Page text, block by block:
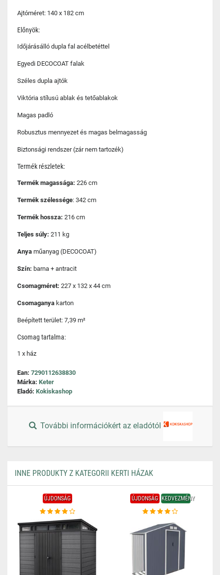
Ajtóméret: 140 x 182 cm
Előnyök:
Időjárásálló dupla fal acélbetéttel
Egyedi DECOCOAT falak
Széles dupla ajtók
Viktória stílusú ablak és tetőablakok
Magas padló
Robusztus mennyezet és magas belmagasság
Biztonsági rendszer (zár nem tartozék)
Termék részletek:
Termék magassága: 226 cm
Termék szélessége: 342 cm
Termék hossza: 216 cm
Teljes súly: 211 kg
Anya műanyag (DECOCOAT)
Szín: barna + antracit
Csomagméret: 227 x 132 x 44 cm
Csomaganya karton
Beépített terület: 7,39 m²
Csomag tartalma:
1 x ház
Ean: 7290112638830
Márka: Keter
Eladó: Kokiskashop
További információkért az eladótól
INNE PRODUKTY Z KATEGORII KERTI HÁZAK
ÚJDONSÁG ÚJDONSÁG KEDVEZMÉNY